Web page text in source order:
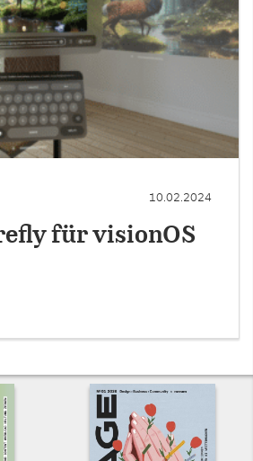
10.02.2024
für visionOS